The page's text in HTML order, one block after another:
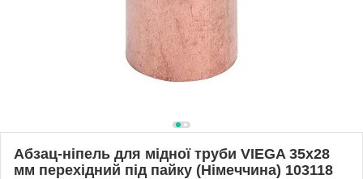
Абзац-ніпель для мідної труби VIEGA 35x28
мм перехідний під пайку (Німеччина) 103118